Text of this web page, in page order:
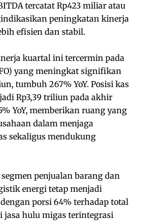
tercatat Rp423 miliar atau
peningkatan kinerja
efisien dan stabil.
kuartal ini tercermin pada
yang meningkat signifikan
tumbuh 267% YoY. Posisi kas
Rp3,39 triliun pada akhir
YoY, memberikan ruang yang
dalam menjaga
sekaligus mendukung
penjualan barang dan
energi tetap menjadi
porsi 64% terhadap total
jasa hulu migas terintegrasi